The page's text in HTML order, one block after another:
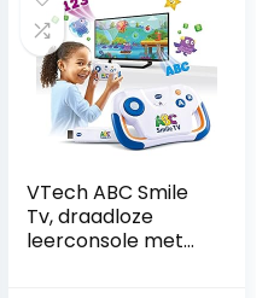
VTech ABC Smile
Tv, draadloze
leerconsole met